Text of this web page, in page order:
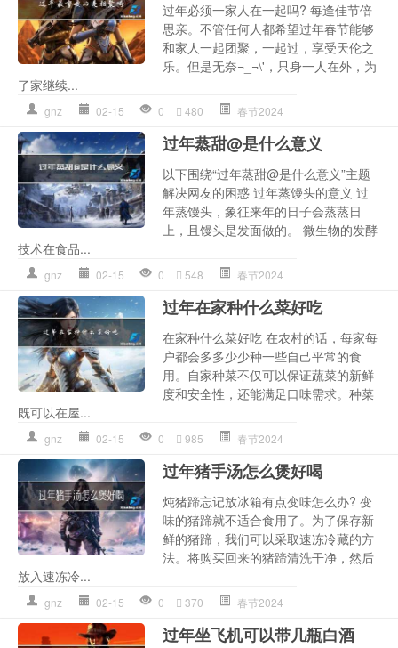
过年必须一家人在一起吗? 每逢佳节倍
思亲。不管任何人都希望过年春节能够
和家人一起团聚，一起过，享受天伦之
乐。但是无奈¬_¬\'，只身一人在外，为
了家继续...
gnz 02-15 0 480 春节2024
过年蒸甜@是什么意义
以下围绕“过年蒸甜@是什么意义”主题
解决网友的困惑 过年蒸馒头的意义 过
年蒸馒头，象征来年的日子会蒸蒸日
上，且馒头是发面做的。 微生物的发酵
技术在食品...
gnz 02-15 0 548 春节2024
过年在家种什么菜好吃
在家种什么菜好吃 在农村的话，每家每
户都会多多少少种一些自己平常的食
用。自家种菜不仅可以保证蔬菜的新鲜
度和安全性，还能满足口味需求。种菜
既可以在屋...
gnz 02-15 0 985 春节2024
过年猪手汤怎么煲好喝
炖猪蹄忘记放冰箱有点变味怎么办? 变
味的猪蹄就不适合食用了。为了保存新
鲜的猪蹄，我们可以采取速冻冷藏的方
法。将购买回来的猪蹄清洗干净，然后
放入速冻冷...
gnz 02-15 0 370 春节2024
过年坐飞机可以带几瓶白酒